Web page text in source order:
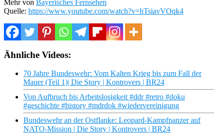
Mehr von Bayerisches Fernsehen
Quelle: https://www.youtube.com/watch?v=hTsiavVOqk4
Ähnliche Videos:
70 Jahre Bundeswehr: Vom Kalten Krieg bis zum Fall der
Mauer (Teil 1)| Die Story | Kontrovers | BR24
Von Aufbruch bis Arbeitslosigkeit #ddr #retro #doku
#geschichte #history #mdrdok #wiedervereinigung
Bundeswehr an der Ostflanke: Leopard-Kampfpanzer auf
NATO-Mission | Die Story | Kontrovers | BR24